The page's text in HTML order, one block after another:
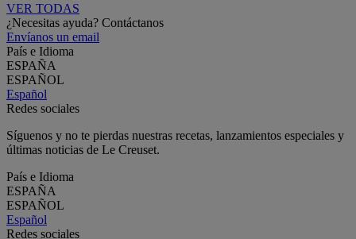
VER TODAS
¿Necesitas ayuda? Contáctanos
Envíanos un email
País e Idioma
ESPAÑA
ESPAÑOL
Español
Redes sociales
Síguenos y no te pierdas nuestras recetas, lanzamientos especiales y
últimas noticias de Le Creuset.
País e Idioma
ESPAÑA
ESPAÑOL
Español
Redes sociales